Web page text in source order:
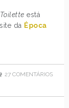
está
da Época
27 COMENTÁRIOS